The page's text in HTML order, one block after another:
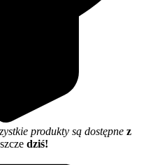
produkty są dostępne z
dziś!